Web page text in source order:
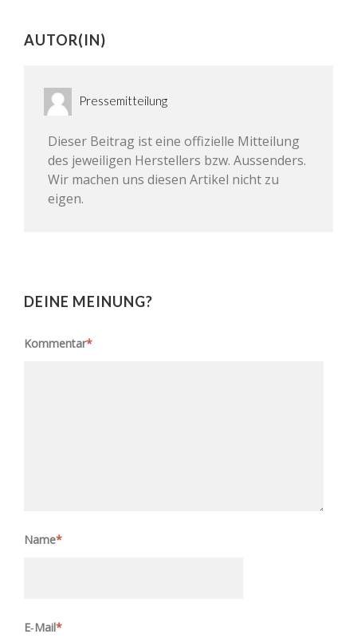
AUTOR(IN)
Pressemitteilung
Dieser Beitrag ist eine offizielle Mitteilung
des jeweiligen Herstellers bzw. Aussenders.
Wir machen uns diesen Artikel nicht zu
eigen.
DEINE MEINUNG?
Kommentar*
Name*
E‑Mail*